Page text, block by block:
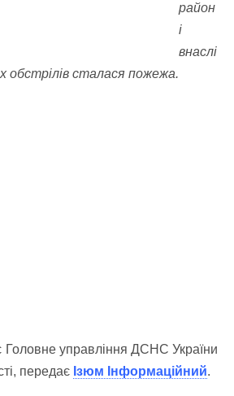
район
і
внаслі
обстрілів сталася пожежа.
Головне управління ДСНС України
передає Ізюм Інформаційний.